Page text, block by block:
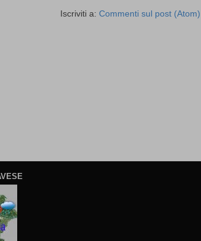
Iscriviti a: Commenti sul post (Atom)